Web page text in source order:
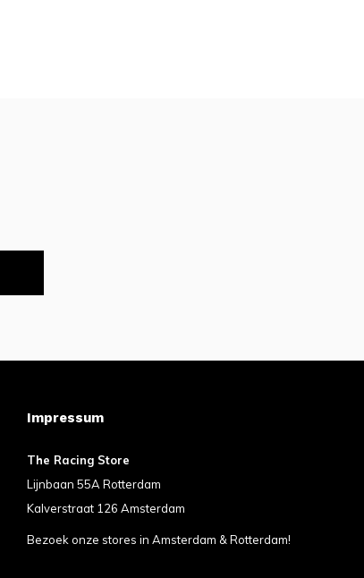
Impressum
The Racing Store
Lijnbaan 55A Rotterdam
Kalverstraat 126 Amsterdam
Bezoek onze stores in Amsterdam & Rotterdam!